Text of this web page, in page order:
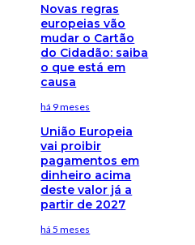
Novas regras
europeias vão
mudar o Cartão
do Cidadão: saiba
o que está em
causa
há 9 meses
União Europeia
vai proibir
pagamentos em
dinheiro acima
deste valor já a
partir de 2027
há 5 meses